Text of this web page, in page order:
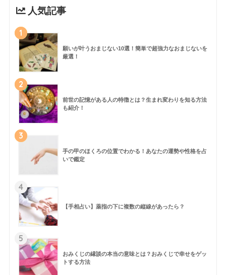
人気記事
1
願いが叶うおまじない10選！簡単で超強力なおまじないを
厳選！
2
前世の記憶がある人の特徴とは？生まれ変わりを知る方法
も紹介！
3
手の甲のほくろの位置でわかる！あなたの運勢や性格を占
いで鑑定
4
【手相占い】薬指の下に複数の縦線があったら？
5
おみくじの縁談の本当の意味とは？おみくじで幸せをゲッ
トする方法